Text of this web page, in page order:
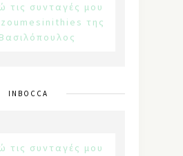
τις συνταγές μου
της
INBOCCA
τις συνταγές μου